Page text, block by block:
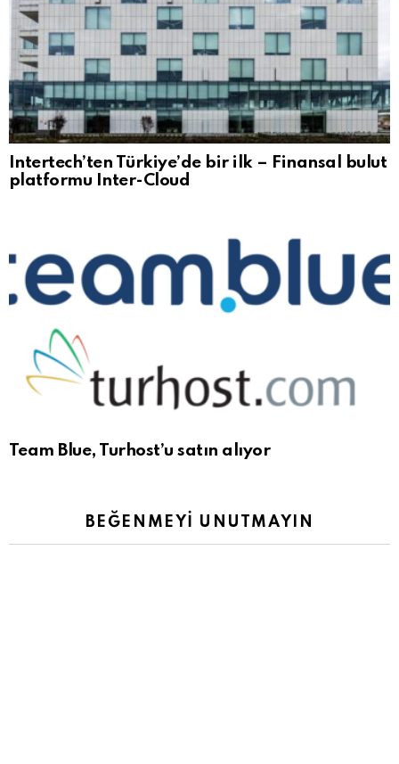
Intertech’ten Türkiye’de bir ilk – Finansal bulut
platformu Inter-Cloud
Team Blue, Turhost’u satın alıyor
BEĞENMEYI UNUTMAYIN